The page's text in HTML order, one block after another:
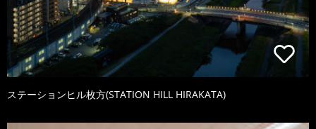
ステーションヒル枚方(STATION HILL HIRAKATA)